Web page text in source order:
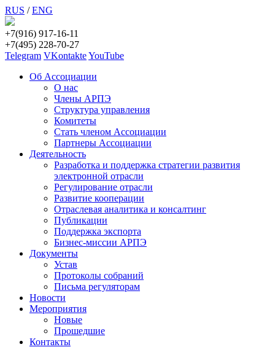
RUS /ENG
+7(916) 917-16-11
+7(495) 228-70-27
Telegram VKontakteYouTube
Об Ассоциации
О нас
Члены АРПЭ
Структура управления
Комитеты
Стать членом Ассоциации
Партнеры Ассоциации
Деятельность
Разработка и поддержка стратегии развития
электронной отрасли
Регулирование отрасли
Развитие кооперации
Отраслевая аналитика и консалтинг
Публикации
Поддержка экспорта
Бизнес-миссии АРПЭ
Документы
Устав
Протоколы собраний
Письма регуляторам
Новости
Мероприятия
Новые
Прошедшие
Контакты